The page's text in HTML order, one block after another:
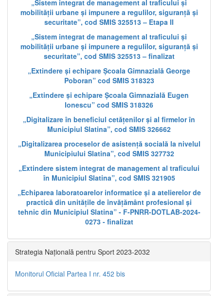
„Sistem integrat de management al traficului și
mobilității urbane și impunere a regulilor, siguranță și
securitate”, cod SMIS 325513 – Etapa II
„Sistem integrat de management al traficului și
mobilității urbane și impunere a regulilor, siguranță și
securitate”, cod SMIS 325513 – finalizat
„Extindere și echipare Școala Gimnazială George
Poboran” cod SMIS 318323
„Extindere și echipare Școala Gimnazială Eugen
Ionescu” cod SMIS 318326
„Digitalizare în beneficiul cetățenilor și al firmelor în
Municipiul Slatina”, cod SMIS 326662
„Digitalizarea proceselor de asistență socială la nivelul
Municipiului Slatina”, cod SMIS 327732
„Extindere sistem integrat de management al traficului
în Municipiul Slatina”, cod SMIS 321905
„Echiparea laboratoarelor informatice și a atelierelor de
practică din unitățile de învățământ profesional și
tehnic din Municipiul Slatina” - F-PNRR-DOTLAB-2024-
0273 - finalizat
Strategia Națională pentru Sport 2023-2032
Monitorul Oficial Partea I nr. 452 bis